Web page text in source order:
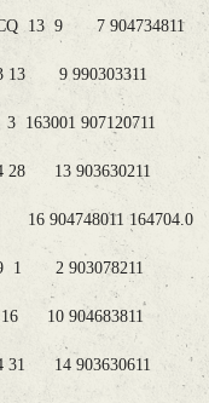
13 9 7 904734811
13 9 990303311
907120711
13 903630211
904748011 164704.0
1 2 903078211
10 904683811
14 903630611